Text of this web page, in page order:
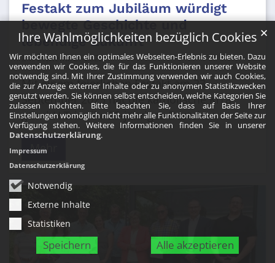
Ihre Wahlmöglichkeiten bezüglich Cookies
Wir möchten Ihnen ein optimales Webseiten-Erlebnis zu bieten. Dazu
verwenden wir Cookies, die für das Funktionieren unserer Website
notwendig sind. Mit Ihrer Zustimmung verwenden wir auch Cookies,
die zur Anzeige externer Inhalte oder zu anonymen Statistikzwecken
genutzt werden. Sie können selbst entscheiden, welche Kategorien Sie
zulassen möchten. Bitte beachten Sie, dass auf Basis Ihrer
Einstellungen womöglich nicht mehr alle Funktionalitäten der Seite zur
Verfügung stehen. Weitere Informationen finden Sie in unserer
Datenschutzerklärung.
Notwendig
Externe Inhalte
Statistiken
Speichern Alle akzeptieren
✕
Impressum
Datenschutzerklärung
Festakt zum Jubiläum würdigt
bewegte Geschichte und
lebendige Zukunft
24. September 2025
Mit einem feierlichen Festakt am 23.
September 2025 hat die katholische KiTa
gGmbH Trier ihr 25-jähriges Bestehen ...
Mehr